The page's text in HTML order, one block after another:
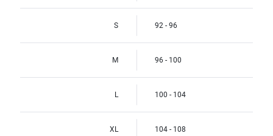
S 92 - 96
M 96 - 100
L 100 - 104
XL 104 - 108